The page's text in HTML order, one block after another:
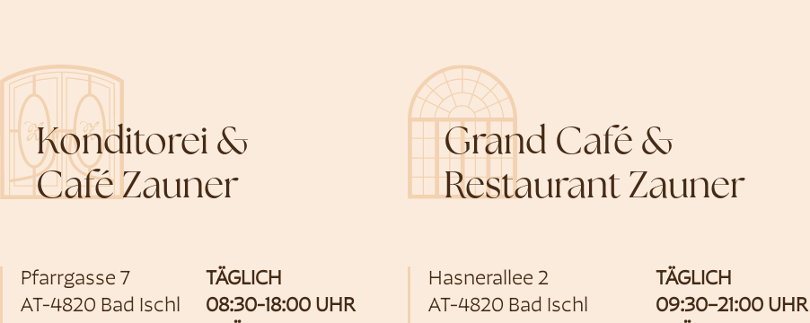
Konditorei &
Café Zauner
Pfarrgasse 7
AT-4820 Bad Ischl
TÄGLICH
08:30-18:00 UHR
Grand Café &
Restaurant Zauner
Hasnerallee 2
AT-4820 Bad Ischl
TÄGLICH
09:30–21:00 UHR